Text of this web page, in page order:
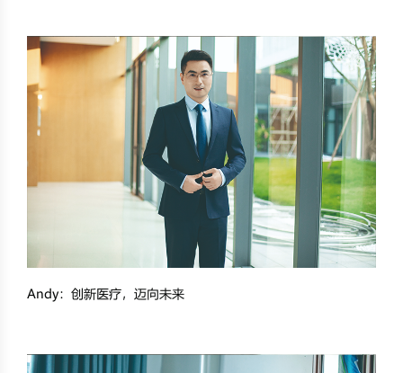
Andy：创新医疗，迈向未来